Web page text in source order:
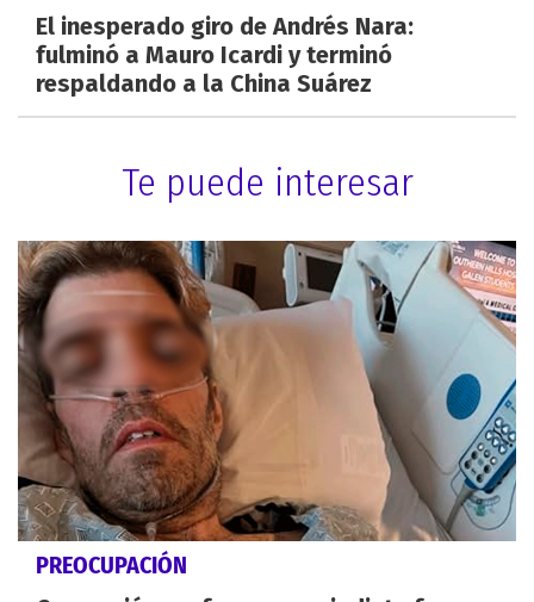
El inesperado giro de Andrés Nara:
fulminó a Mauro Icardi y terminó
respaldando a la China Suárez
Te puede interesar
PREOCUPACIÓN